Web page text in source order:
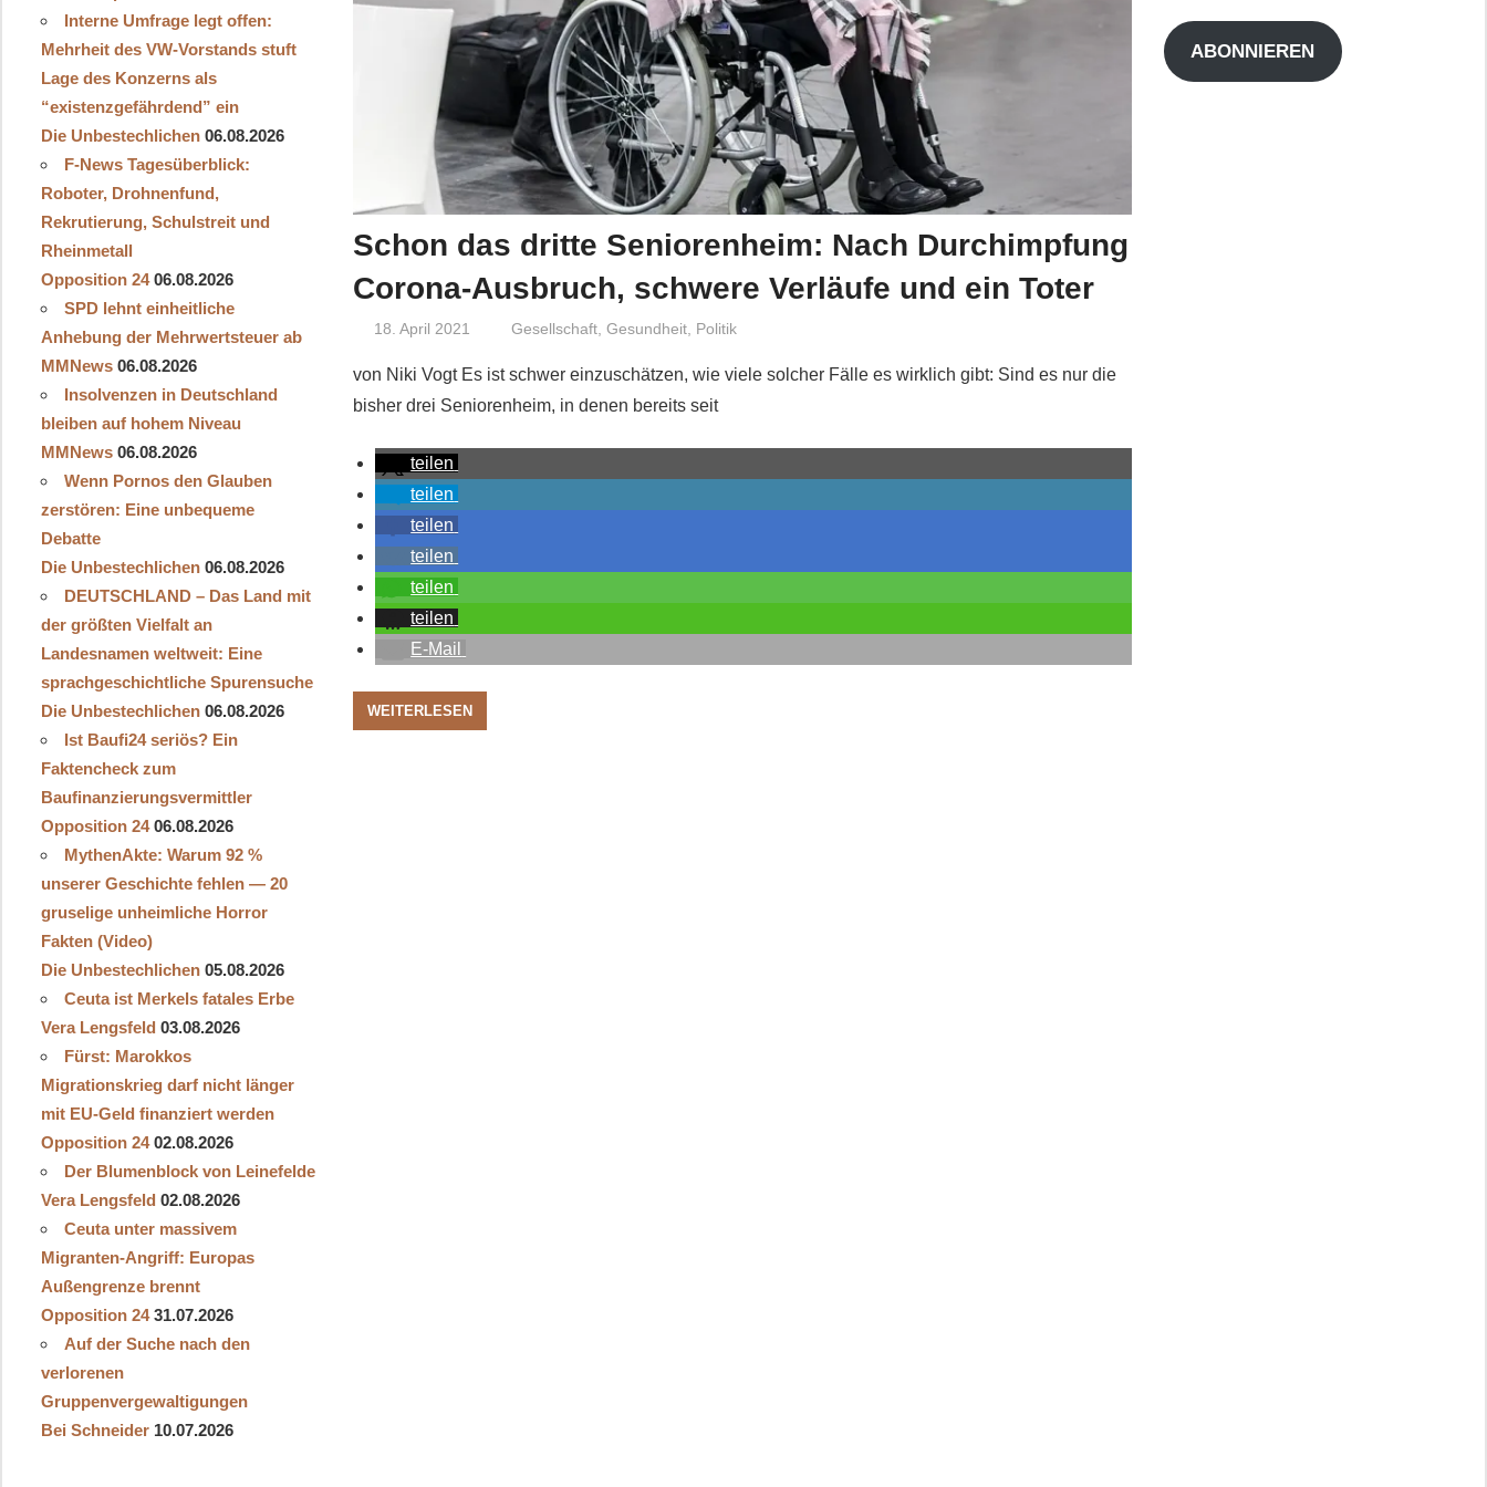
Schon das dritte Seniorenheim: Nach Durchimpfung
Corona-Ausbruch, schwere Verläufe und ein Toter
18. April 2021 Niki Vogt
Gesellschaft, Gesundheit, Politik
von Niki Vogt Es ist schwer einzuschätzen, wie viele solcher Fälle es wirklich gibt: Sind es nur die
bisher drei Seniorenheim, in denen bereits seit
teilen
teilen
teilen
teilen
teilen
teilen
E-Mail
WEITERLESEN
Interne Umfrage legt offen:
Mehrheit des VW-Vorstands stuft
Lage des Konzerns als
“existenzgefährdend” ein
Die Unbestechlichen 06.08.2026
F-News Tagesüberblick:
Roboter, Drohnenfund,
Rekrutierung, Schulstreit und
Rheinmetall
Opposition 24 06.08.2026
SPD lehnt einheitliche
Anhebung der Mehrwertsteuer ab
MMNews 06.08.2026
Insolvenzen in Deutschland
bleiben auf hohem Niveau
MMNews 06.08.2026
Wenn Pornos den Glauben
zerstören: Eine unbequeme
Debatte
Die Unbestechlichen 06.08.2026
DEUTSCHLAND – Das Land mit
der größten Vielfalt an
Landesnamen weltweit: Eine
sprachgeschichtliche Spurensuche
Die Unbestechlichen 06.08.2026
Ist Baufi24 seriös? Ein
Faktencheck zum
Baufinanzierungsvermittler
Opposition 24 06.08.2026
MythenAkte: Warum 92 %
unserer Geschichte fehlen — 20
gruselige unheimliche Horror
Fakten (Video)
Die Unbestechlichen 05.08.2026
Ceuta ist Merkels fatales Erbe
Vera Lengsfeld 03.08.2026
Fürst: Marokkos
Migrationskrieg darf nicht länger
mit EU-Geld finanziert werden
Opposition 24 02.08.2026
Der Blumenblock von Leinefelde
Vera Lengsfeld 02.08.2026
Ceuta unter massivem
Migranten-Angriff: Europas
Außengrenze brennt
Opposition 24 31.07.2026
Auf der Suche nach den
verlorenen
Gruppenvergewaltigungen
Bei Schneider 10.07.2026
Adresse
ABONNIEREN